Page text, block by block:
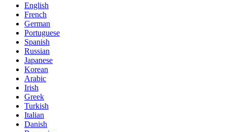
English
French
German
Portuguese
Spanish
Russian
Japanese
Korean
Arabic
Irish
Greek
Turkish
Italian
Danish